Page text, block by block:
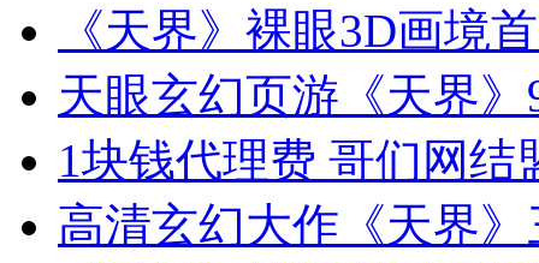
《天界》裸眼3D画境
天眼玄幻页游《天界
1块钱代理费 哥们网结
高清玄幻大作《天界